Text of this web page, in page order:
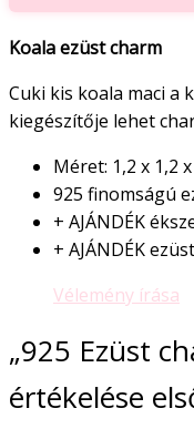
Koala ezüst charm
Cuki kis koala maci a
kiegészítője lehet
Méret: 1,2 x 1,2
925 finomságú
+ AJÁNDÉK
+ AJÁNDÉK
Vélemény írása
„925 Ezüst
értékelése